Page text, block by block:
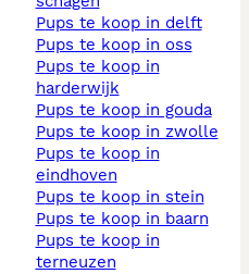
pups te koop in delft
pups te koop in oss
pups te koop in
harderwijk
pups te koop in gouda
pups te koop in zwolle
pups te koop in
eindhoven
pups te koop in stein
pups te koop in baarn
pups te koop in
terneuzen